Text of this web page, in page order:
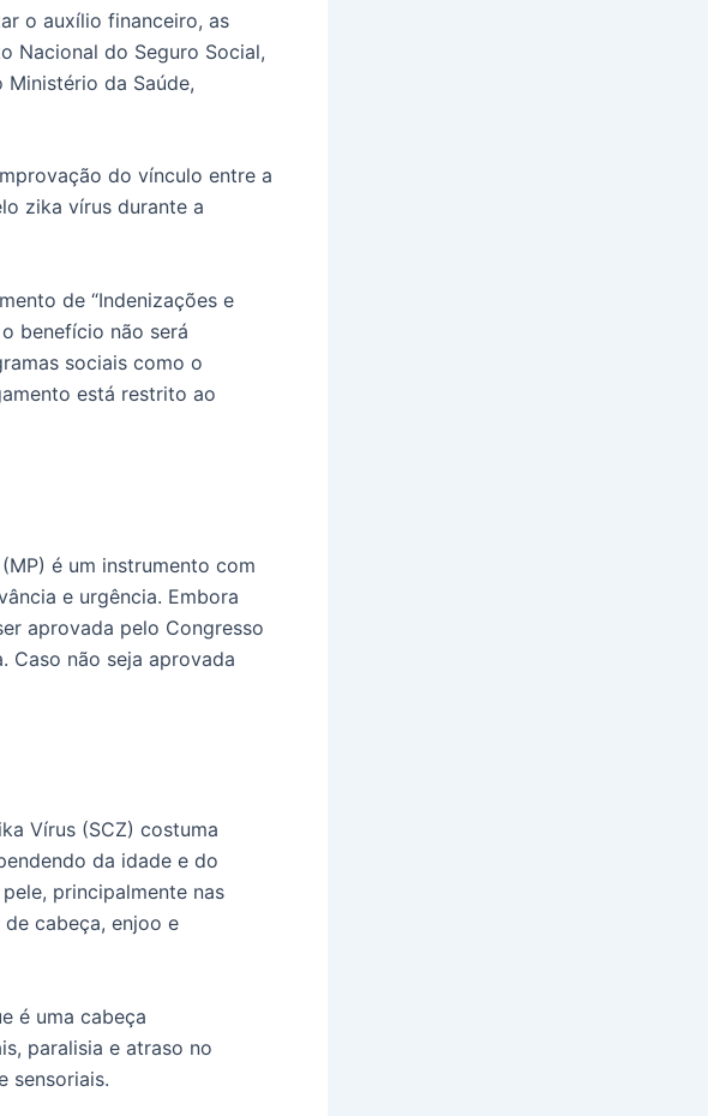
o auxílio financeiro, as
Nacional do Seguro Social,
da Saúde,
do vínculo entre a
zika vírus durante a
de “Indenizações e
benefício não será
sociais como o
está restrito ao
é um instrumento com
e urgência. Embora
aprovada pelo Congresso
Caso não seja aprovada
Vírus (SCZ) costuma
da idade e do
principalmente nas
cabeça, enjoo e
é uma cabeça
paralisia e atraso no
sensoriais.